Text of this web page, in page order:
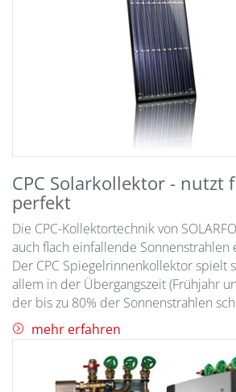
CPC Solarkollektor - nutzt
perfekt
Die CPC-Kollektortechnik von
auch flach einfallende Sonnenstrahlen
Der CPC Spiegelrinnenkollektor spielt
allem in der Übergangszeit (Frühjahr
der bis zu 80% der Sonnenstrahlen
mehr erfahren